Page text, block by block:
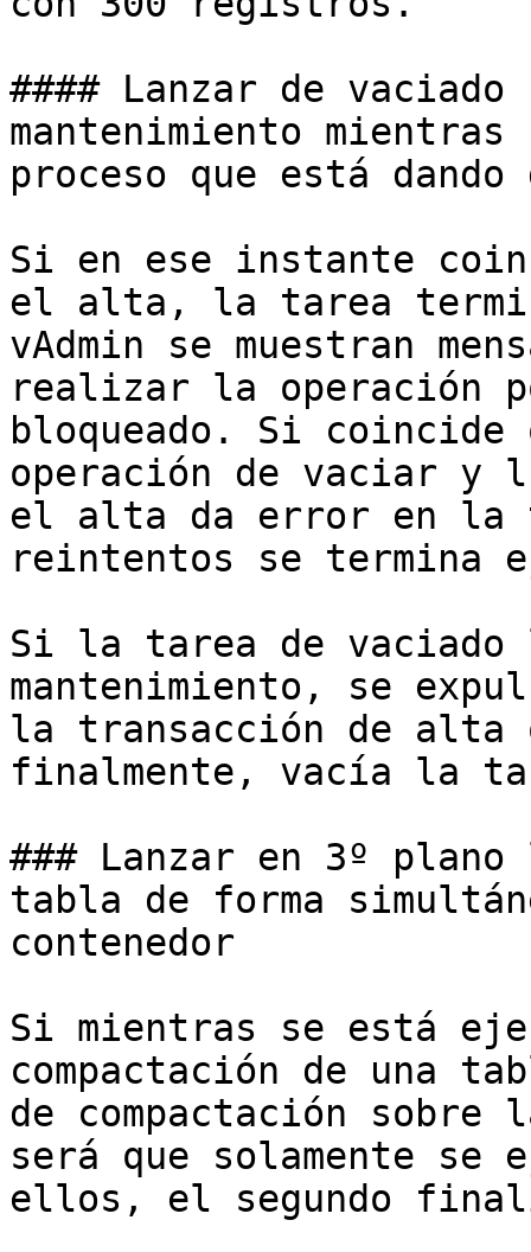
#### Lanzar de vaciado
mantenimiento
proceso que está
Si en ese instante
el alta, la tarea
vAdmin se muestran
realizar la operación
bloqueado. Si coincide
operación de vaciar y
el alta da error en la
reintentos se termina
Si la tarea de vaciado
mantenimiento, se
la transacción de alta
finalmente, vacía la
### Lanzar en 3º plano
tabla de forma
contenedor
Si mientras se está
compactación de una
de compactación
será que solamente se
ellos, el segundo